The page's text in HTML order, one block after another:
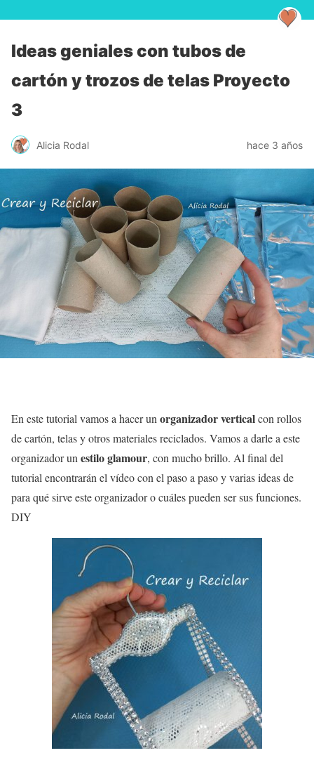
Ideas geniales con tubos de
cartón y trozos de telas Proyecto
3
Alicia Rodal hace 3 años
En este tutorial vamos a hacer un organizador verticalcon rollos
de cartón, telas y otros materiales reciclados. Vamos a darle a este
organizador un estilo glamour, con mucho brillo. Al final del
tutorial encontrarán el vídeo con el paso a paso y varias ideas de
para qué sirve este organizador o cuáles pueden ser sus funciones.
DIY